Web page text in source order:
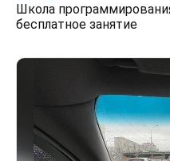
Школа
бесплатное занятие